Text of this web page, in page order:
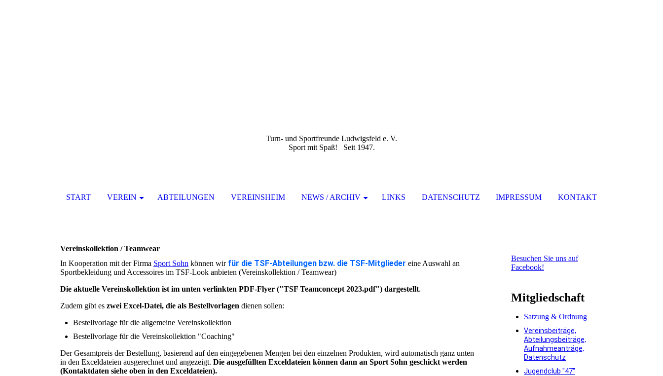
Turn- und Sportfreunde Ludwigsfeld e. V.
Sport mit Spaß! Seit 1947.
START VEREIN ABTEILUNGEN VEREINSHEIM NEWS / ARCHIV LINKS DATENSCHUTZ IMPRESSUM KONTAKT
Vereinskollektion / Teamwear
In Kooperation mit der Firma Sport Sohn können wir für die TSF-Abteilungen bzw. die TSF-Mitglieder eine Auswahl an
Sportbekleidung und Accessoires im TSF-Look anbieten (Vereinskollektion / Teamwear)
Die aktuelle Vereinskollektion ist im unten verlinkten PDF-Flyer ("TSF Teamconcept 2023.pdf") dargestellt.
Zudem gibt es zwei Excel-Datei, die als Bestellvorlagen dienen sollen:
Bestellvorlage für die allgemeine Vereinskollektion
Bestellvorlage für die Vereinskollektion "Coaching"
Der Gesamtpreis der Bestellung, basierend auf den eingegebenen Mengen bei den einzelnen Produkten, wird automatisch ganz unten
in den Exceldateien ausgerechnet und angezeigt. Die ausgefüllten Exceldateien können dann an Sport Sohn geschickt werden
(Kontaktdaten siehe oben in den Exceldateien).
Besuchen Sie uns auf
Facebook!
Mitgliedschaft
Satzung & Ordnung
Vereinsbeiträge,
Abteilungsbeiträge,
Aufnahmeanträge,
Datenschutz
Jugendclub "47"